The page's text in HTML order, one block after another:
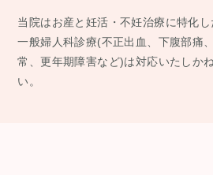
当院はお産と妊活・不妊治療に特化し
⼀般婦⼈科診療(不正出⾎、下腹部痛
常、更年期障害など)は対応いたしか
い。